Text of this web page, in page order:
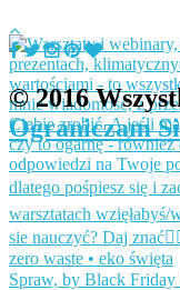
Spraw, by Black
© 2016
Ograniczam